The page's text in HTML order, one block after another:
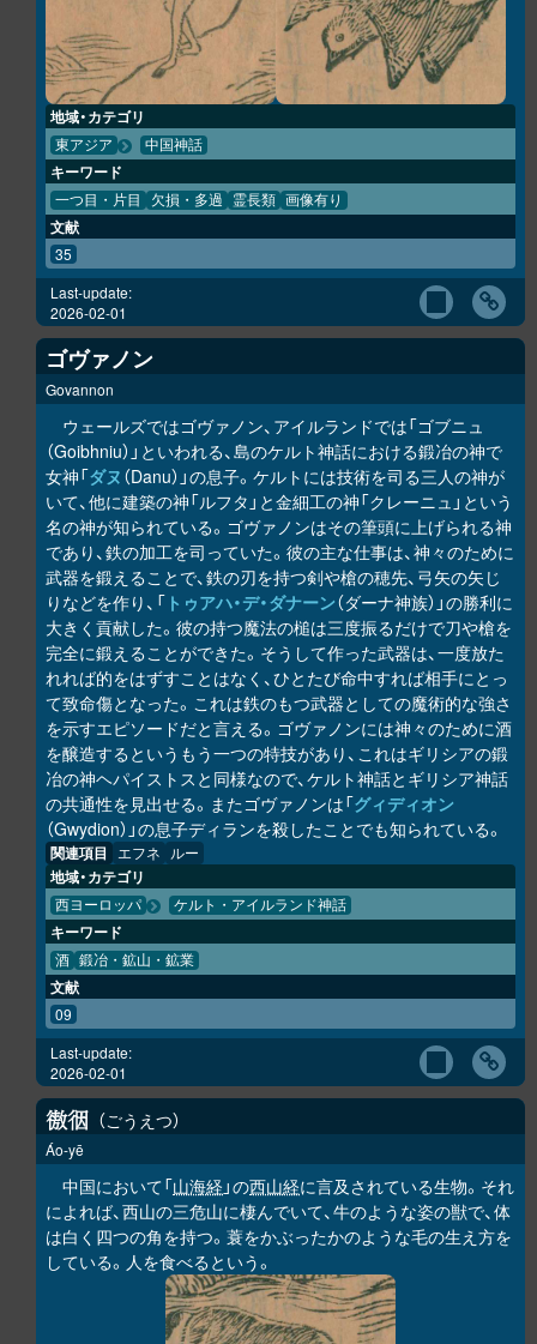
地域・カテゴリ
東アジア 中国神話
キーワード
一つ目・片目 欠損・多過 霊長類 画像有り
文献
35
Last-update:
2026-02-01
ゴヴァノン
Govannon
ウェールズではゴヴァノン、アイルランドでは「ゴブニュ
（Goibhniu）」といわれる、島のケルト神話における鍛冶の神で
女神「ダヌ （Danu）」の息子。ケルトには技術を司る三人の神が
いて、他に建築の神「ルフタ」と金細工の神「クレーニュ」という
名の神が知られている。ゴヴァノンはその筆頭に上げられる神
であり、鉄の加工を司っていた。彼の主な仕事は、神々のために
武器を鍛えることで、鉄の刃を持つ剣や槍の穂先、弓矢の矢じ
りなどを作り、「 トゥアハ・デ・ダナーン（ダーナ神族）」の勝利に
大きく貢献した。彼の持つ魔法の槌は三度振るだけで刀や槍を
完全に鍛えることができた。そうして作った武器は、一度放た
れれば的をはずすことはなく、ひとたび命中すれば相手にとっ
て致命傷となった。これは鉄のもつ武器としての魔術的な強さ
を示すエピソードだと言える。ゴヴァノンには神々のために酒
を醸造するというもう一つの特技があり、これはギリシアの鍛
冶の神ヘパイストスと同様なので、ケルト神話とギリシア神話
の共通性を見出せる。またゴヴァノンは「グィディオン
（Gwydion）」の息子ディランを殺したことでも知られている。
関連項目 エフネ ルー
地域・カテゴリ
西ヨーロッパ ケルト・アイルランド神話
キーワード
酒 鍛冶・鉱山・鉱業
文献
09
Last-update:
2026-02-01
𢕟𢓨 ごうえつ
Áo-yē
中国において「山海経 」の西山経に言及されている生物。それ
によれば、西山の三危山に棲んでいて、牛のような姿の獣で、体
は白く四つの角を持つ。蓑をかぶったかのような毛の生え方を
している。人を食べるという。